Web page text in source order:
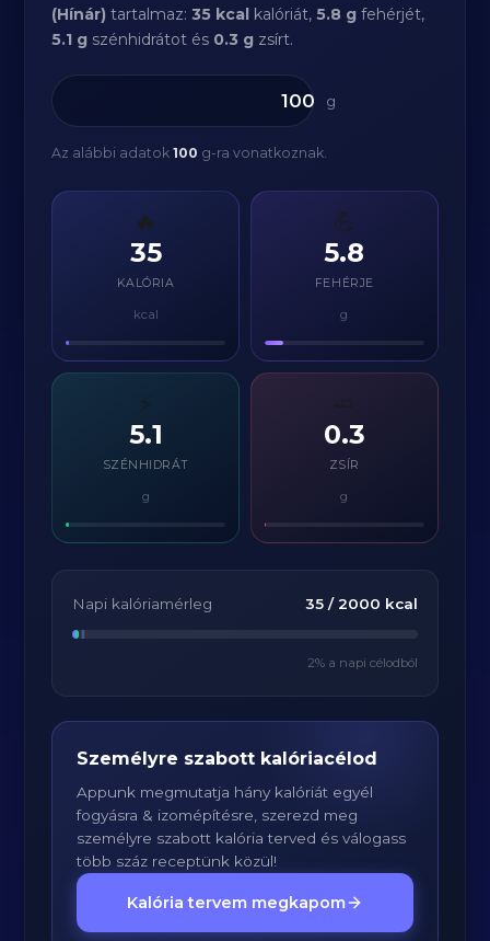
(Hínár) tartalmaz:35 kcal kalóriát,5.8 g fehérjét,
5.1 g szénhidrátot és 0.3 g zsírt.
g
Az alábbi adatok100 g-ra vonatkoznak.
🔥
35
KALÓRIA
kcal
💪
5.8
FEHÉRJE
g
⚡
5.1
SZÉNHIDRÁT
g
0.3
ZSÍR
g
Napi kalóriamérleg 35/ 2000 kcal
2% a napi célodból
Személyre szabott kalóriacélod
Appunk megmutatja hány kalóriát egyél
fogyásra & izomépítésre, szerezd meg
személyre szabott kalória terved és válogass
több száz receptünk közül!
Kalória tervem megkapom